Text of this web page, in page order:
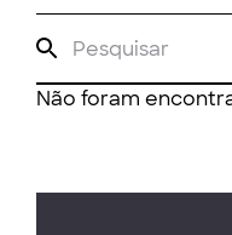
Não foram